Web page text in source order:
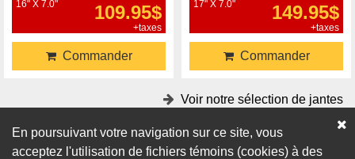
16" X 7.0"
109.95$
+taxes
Commander
17" X 7.0"
149.95$
+taxes
Commander
Voir notre sélection de jantes
Accessoires
En poursuivant votre navigation sur ce site, vous
acceptez l'utilisation de fichiers témoins (cookies) à des